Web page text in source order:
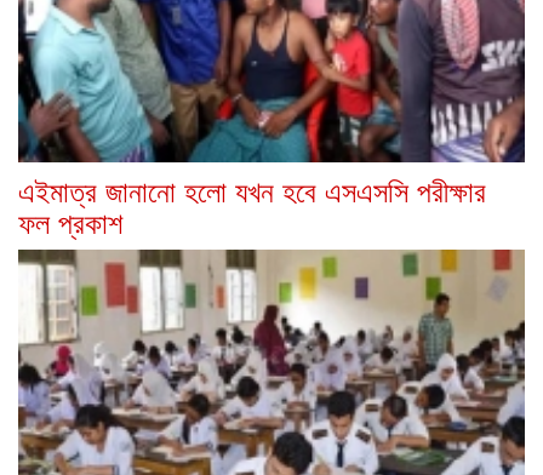
এইমাত্র জানানো হলো যখন হবে এসএসসি পরীক্ষার
ফল প্রকাশ